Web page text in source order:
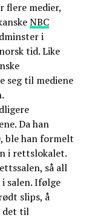
flere medier,
NBC
i
tid. Like
seg til mediene
Da han
ble han formelt
i rettslokalet.
så all
salen. Ifølge
slips, å
det til